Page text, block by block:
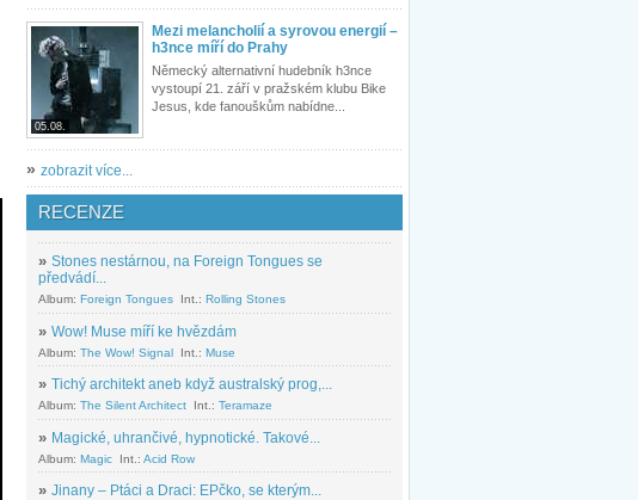
05.08.
Mezi melancholií a syrovou energií –
h3nce míří do Prahy
Německý alternativní hudebník h3nce
vystoupí 21. září v pražském klubu Bike
Jesus, kde fanouškům nabídne...
» zobrazit více...
RECENZE
» Stones nestárnou, na Foreign Tongues se
předvádí...
Album: Foreign Tongues Int.: Rolling Stones
» Wow! Muse míří ke hvězdám
Album: The Wow! Signal Int.: Muse
» Tichý architekt aneb když australský prog,...
Album: The Silent Architect Int.: Teramaze
» Magické, uhrančivé, hypnotické. Takové...
Album: Magic Int.: Acid Row
» Jinany – Ptáci a Draci: EPčko, se kterým...